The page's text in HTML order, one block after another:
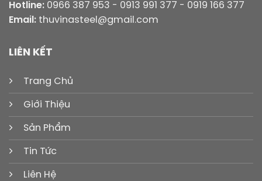
Hotline: 0966 387 953 - 0913 991 377 - 0919 166 377
Email: thuvinasteel@gmail.com
LIÊN KẾT
Trang Chủ
Giới Thiệu
Sản Phẩm
Tin Tức
Liên Hệ